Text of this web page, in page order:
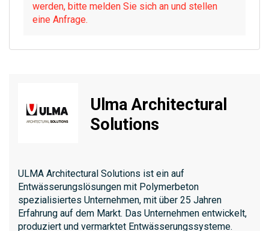
werden, bitte melden Sie sich an und stellen
eine Anfrage.
Ulma Architectural
Solutions
ULMA Architectural Solutions ist ein auf
Entwässerungslösungen mit Polymerbeton
spezialisiertes Unternehmen, mit über 25 Jahren
Erfahrung auf dem Markt. Das Unternehmen entwickelt,
produziert und vermarktet Entwässerungssysteme.